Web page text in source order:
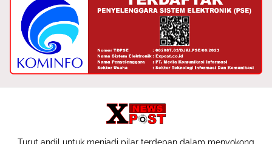
Turut andil untuk menjadi pilar terdepan dalam menyokong